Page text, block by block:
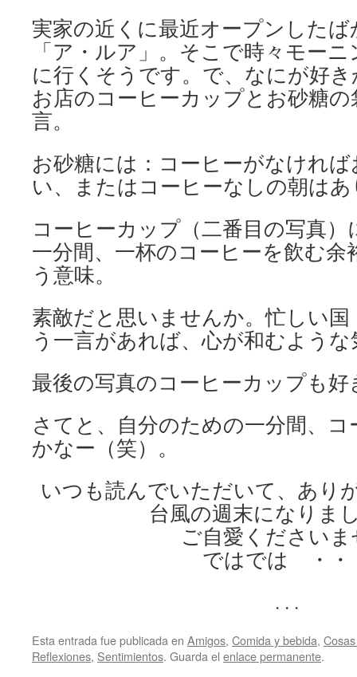
実家の近くに最近オープンした
「ア・ルア」。そこで時々モー
に行くそうです。で、なにが好
お店のコーヒーカップとお砂糖
言。
お砂糖には：コーヒーがなけれ
い、またはコーヒーなしの朝は
コーヒーカップ（二番目の写真
一分間、一杯のコーヒーを飲む
う意味。
素敵だと思いませんか。忙しい
う一言があれば、心が和むよう
最後の写真のコーヒーカップも好
さてと、自分のための一分間、
かなー（笑）。
いつも読んでいただいて、あり
台風の週末になりま
ご自愛くださいま
ではでは ・・
. . .
Esta entrada fue publicada en Amigos, Comida y bebida,
Reflexiones, Sentimientos. Guarda el enlace permanente.